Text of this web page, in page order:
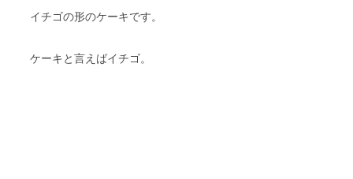
イチゴの形のケーキです。
ケーキと言えばイチゴ。